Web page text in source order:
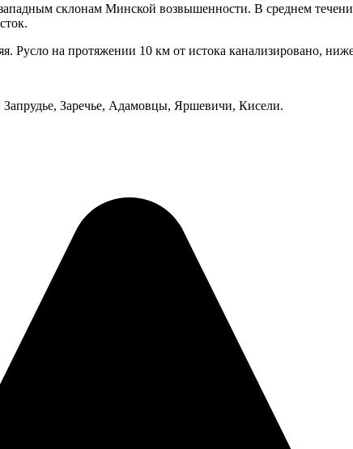
склонам Минской возвышенности. В среднем
на протяжении 10 км от истока канализировано,
Запрудье, Заречье, Адамовцы, Яршевичи, Кисели.